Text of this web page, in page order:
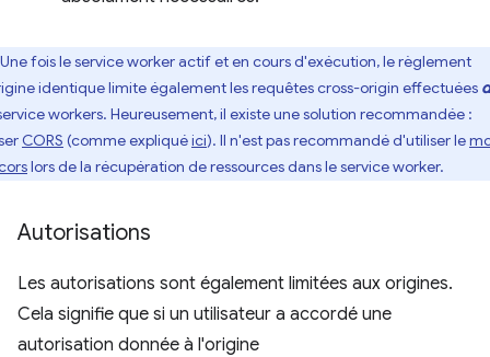
Une fois le service worker actif et en cours d'exécution, le règlement
identique limite également les requêtes cross-origin effectuées
workers. Heureusement, il existe une solution recommandée :
CORS (comme expliquéici). Il n'est pas recommandé d'utiliser le
lors de la récupération de ressources dans le service worker.
Autorisations
Les autorisations sont également limitées aux origines.
Cela signifie que si un utilisateur a accordé une
autorisation donnée à l'origine